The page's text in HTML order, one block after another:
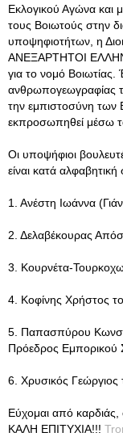
Εκλογικού Αγώνα και
τους Βοιωτούς στην
υποψηφιοτήτων, η
ΑΝΕΞΑΡΤΗΤΟΙ
για το νομό
ανθρωπογεωγραφίας
την εμπιστοσύνη των
εκπροσωπηθεί μέσω
Οι υποψήφιοι
είναι κατά αλφαβητική
1. Ανέστη Ιωάννα
2. Δελαβέκουρας
3. Κουρνέτα-
4. Κοφίνης Χρήστος
5. Παπασπύρου
Πρόεδρος Εμπορικού
6. Χρυσικός
Εύχομαι από
ΚΑΛΗ ΕΠΙΤΥΧΙΑ!!!